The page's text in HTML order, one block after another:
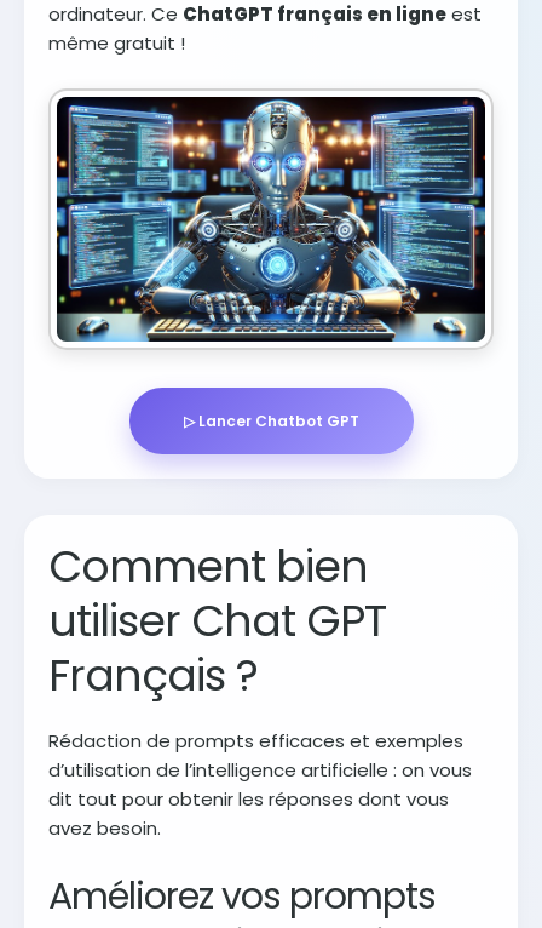
ordinateur. Ce ChatGPT français en ligneest
même gratuit !
▷ Lancer Chatbot GPT
Comment bien
utiliser Chat GPT
Français ?
Rédaction de prompts efficaces et exemples
d’utilisation de l’intelligence artificielle : on vous
dit tout pour obtenir les réponses dont vous
avez besoin.
Améliorez vos prompts